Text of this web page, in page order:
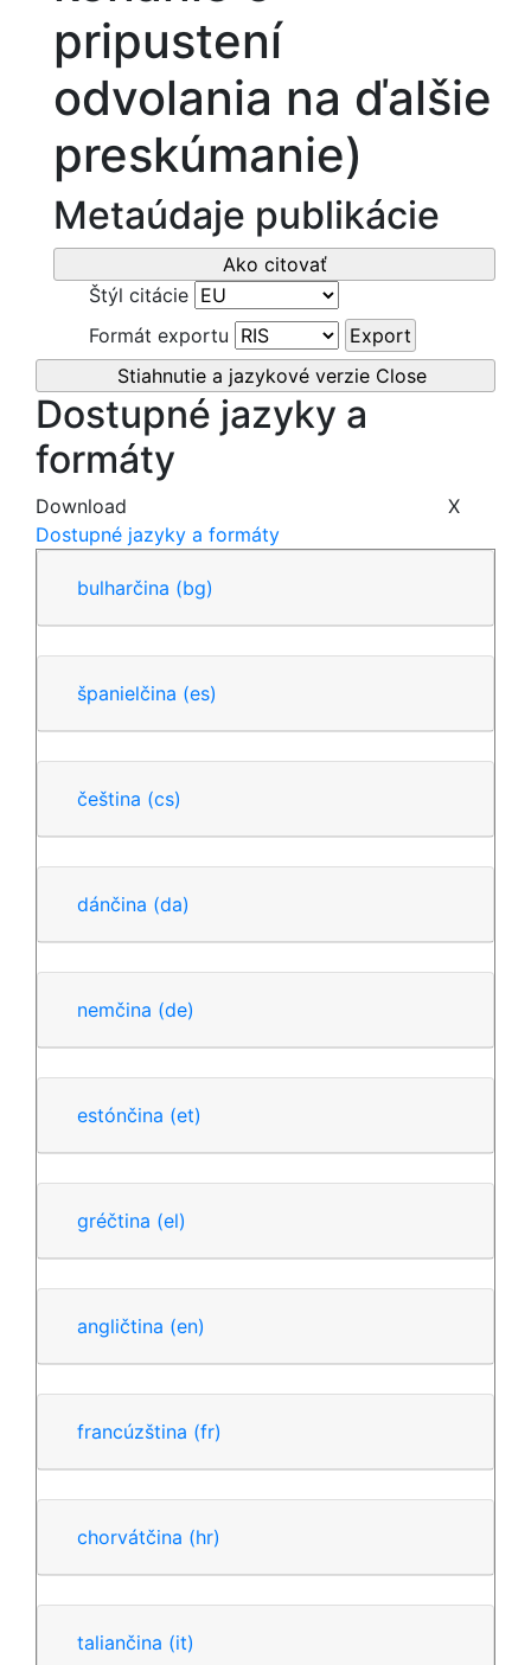
pripustení
odvolania na ďalšie
preskúmanie)
Metaúdaje publikácie
Ako citovať
Štýl citácie
Formát exportu
Export
Stiahnutie a jazykové verzie Close
Dostupné jazyky a
formáty
Download
X
Dostupné jazyky a formáty
bulharčina (bg)
španielčina (es)
čeština (cs)
dánčina (da)
nemčina (de)
estónčina (et)
gréčtina (el)
angličtina (en)
francúzština (fr)
chorvátčina (hr)
taliančina (it)